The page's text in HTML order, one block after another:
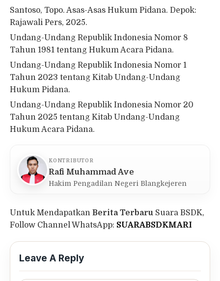
Santoso, Topo. Asas-Asas Hukum Pidana. Depok:
Rajawali Pers, 2025.
Undang-Undang Republik Indonesia Nomor 8
Tahun 1981 tentang Hukum Acara Pidana.
Undang-Undang Republik Indonesia Nomor 1
Tahun 2023 tentang Kitab Undang-Undang
Hukum Pidana.
Undang-Undang Republik Indonesia Nomor 20
Tahun 2025 tentang Kitab Undang-Undang
Hukum Acara Pidana.
KONTRIBUTOR
Rafi Muhammad Ave
Hakim Pengadilan Negeri Blangkejeren
Untuk Mendapatkan Berita Terbaru Suara BSDK,
Follow Channel WhatsApp: SUARABSDKMARI
Leave A Reply